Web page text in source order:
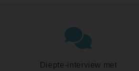
Diepte-interview met